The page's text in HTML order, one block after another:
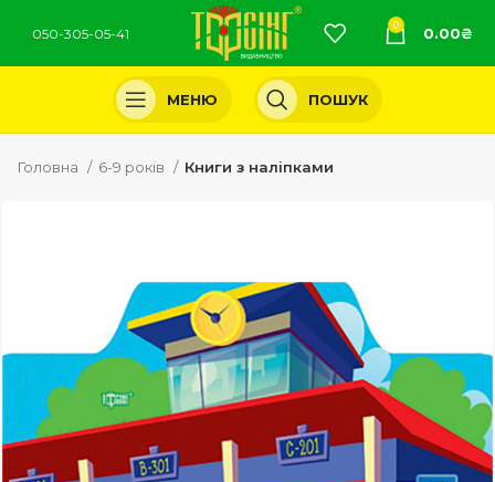
050-305-05-41
0 0.00₴
МЕНЮ ПОШУК
Головна 6-9 років Книги з наліпками